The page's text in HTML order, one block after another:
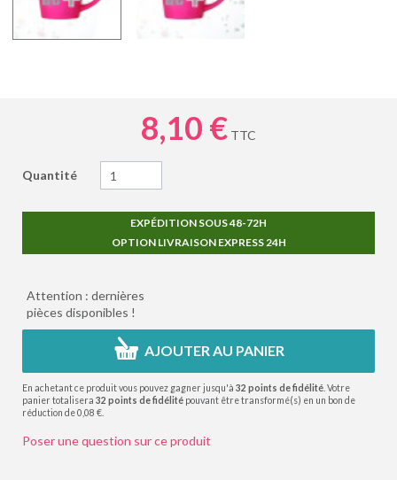
8,10 € TTC
Quantité
EXPÉDITION SOUS 48-72H
OPTION LIVRAISON EXPRESS 24H
Attention : dernières
pièces disponibles !
AJOUTER AU PANIER
En achetant ce produit vous pouvez gagner jusqu'à 32 points de fidélité . Votre
panier totalisera 32 points de fidélité pouvant être transformé(s) en un bon de
réduction de0,08 €
Poser une question sur ce produit